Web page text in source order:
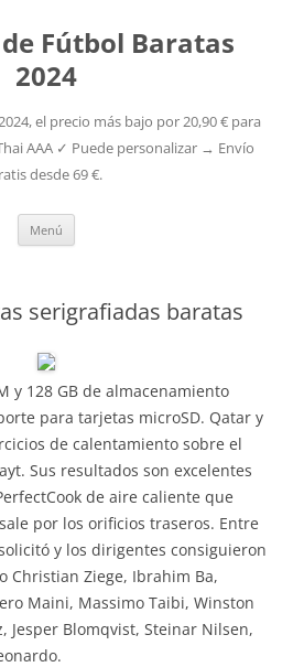
Fútbol Baratas
2024
el precio más bajo por 20,90 € para
AAA ✓ Puede personalizar → Envío
desde 69 €.
Menú
serigrafiadas baratas
y 128 GB de almacenamiento
para tarjetas microSD. Qatar y
de calentamiento sobre el
Sus resultados son excelentes
de aire caliente que
por los orificios traseros. Entre
y los dirigentes consiguieron
Christian Ziege, Ibrahim Ba,
Maini, Massimo Taibi, Winston
Jesper Blomqvist, Steinar Nilsen,